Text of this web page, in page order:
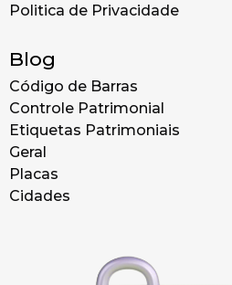
Politica de Privacidade
Blog
Código de Barras
Controle Patrimonial
Etiquetas Patrimoniais
Geral
Placas
Cidades